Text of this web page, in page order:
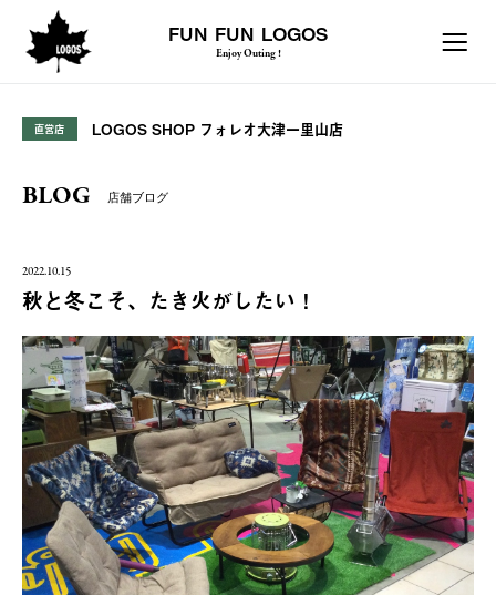
FUN FUN LOGOS
Enjoy Outing !
直営店 LOGOS SHOP フォレオ大津一里山店
BLOG 店舗ブログ
2022.10.15
秋と冬こそ、たき火がしたい！